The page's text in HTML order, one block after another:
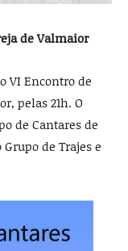
de Valmaior
VI Encontro de
pelas 21h. O
de Cantares de
de Trajes e